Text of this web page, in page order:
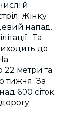
й
Жінку
напад.
Та
до
22 метри та
тижня. За
600 сіток,